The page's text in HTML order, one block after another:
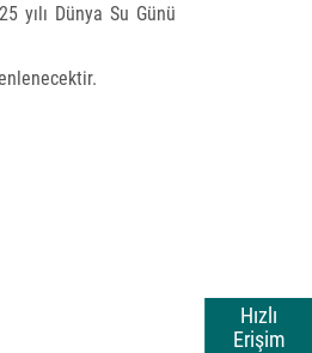
Hızlı
Erişim
yılı Dünya Su Günü